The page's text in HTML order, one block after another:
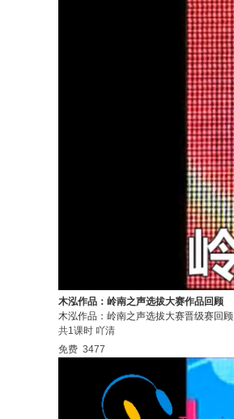
木泓作品：岭南之声选拔大赛作品回顾
木泓作品：岭南之声选拔大赛晋级赛回顾
共1课时 吖清
免费 3477